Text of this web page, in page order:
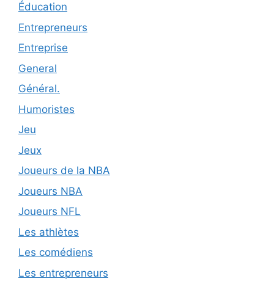
Éducation
Entrepreneurs
Entreprise
General
Général.
Humoristes
Jeu
Jeux
Joueurs de la NBA
Joueurs NBA
Joueurs NFL
Les athlètes
Les comédiens
Les entrepreneurs